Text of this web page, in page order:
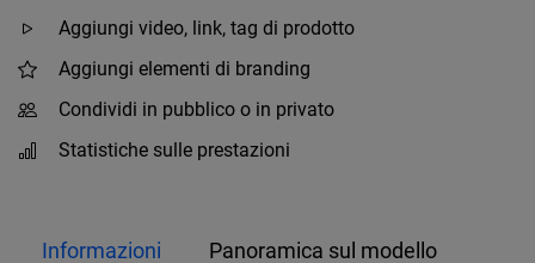
Aggiungi video, link, tag di prodotto
Aggiungi elementi di branding
Condividi in pubblico o in privato
Statistiche sulle prestazioni
Informazioni Panoramica sul modello